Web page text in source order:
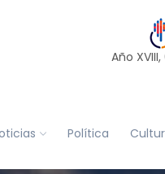
Año
Política